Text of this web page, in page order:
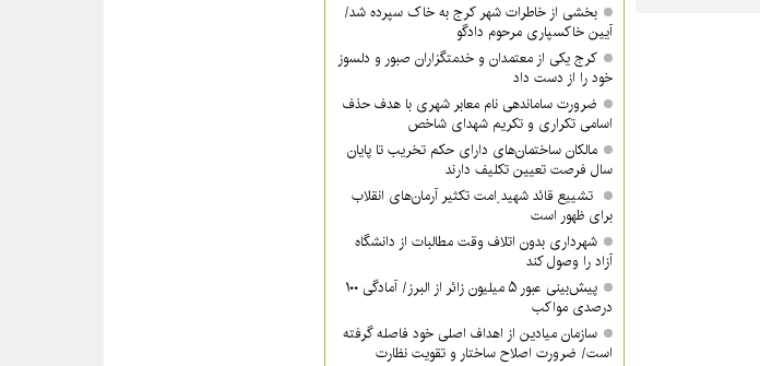
بخشی از خاطرات شهر کرج به خاک سپرده شد/
آیین خاکسپاری مرحوم دادگو
کرج یکی از معتمدان و خدمتگزاران صبور و دلسوز
خود را از دست داد
ضرورت ساماندهی نام‌ معابر شهری با هدف حذف
اسامی تکراری و تکریم شهدای شاخص
مالکان ساختمان‌های دارای حکم تخریب تا پایان
سال فرصت تعیین تکلیف دارند
تشییع قائد شهید ِامت تکثیر آرمان‌های انقلاب
برای ظهور است
شهرداری بدون اتلاف وقت مطالبات از دانشگاه
آزاد را وصول کند
پیش‌بینی عبور ۵ میلیون زائر از البرز/ آمادگی ۱۰۰
درصدی مواکب
سازمان میادین از اهداف اصلی خود فاصله گرفته
است/ ضرورت اصلاح ساختار و تقویت نظارت